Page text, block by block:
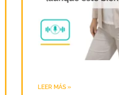
LEER MÁS »